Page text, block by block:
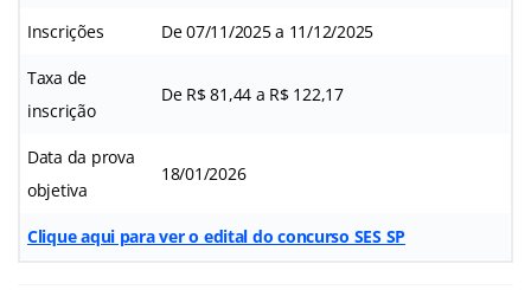
Inscrições De 07/11/2025 a 11/12/2025
Taxa de
inscrição
De R$ 81,44 a R$ 122,17
Data da prova
objetiva
18/01/2026
Clique aqui para ver o edital do concurso SES SP